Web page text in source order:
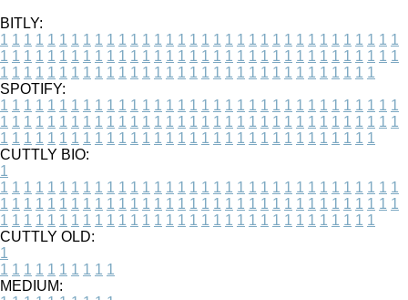
BITLY:
1 1 1 1 1 1 1 1 1 1 1 1 1 1 1 1 1 1 1 1 1 1 1 1 1 1 1 1 1 1 1 1 1 1
1 1 1 1 1 1 1 1 1 1 1 1 1 1 1 1 1 1 1 1 1 1 1 1 1 1 1 1 1 1 1 1 1 1
1 1 1 1 1 1 1 1 1 1 1 1 1 1 1 1 1 1 1 1 1 1 1 1 1 1 1 1 1 1 1 1
SPOTIFY:
1 1 1 1 1 1 1 1 1 1 1 1 1 1 1 1 1 1 1 1 1 1 1 1 1 1 1 1 1 1 1 1 1 1
1 1 1 1 1 1 1 1 1 1 1 1 1 1 1 1 1 1 1 1 1 1 1 1 1 1 1 1 1 1 1 1 1 1
1 1 1 1 1 1 1 1 1 1 1 1 1 1 1 1 1 1 1 1 1 1 1 1 1 1 1 1 1 1 1 1
CUTTLY BIO:
1
1 1 1 1 1 1 1 1 1 1 1 1 1 1 1 1 1 1 1 1 1 1 1 1 1 1 1 1 1 1 1 1 1 1
1 1 1 1 1 1 1 1 1 1 1 1 1 1 1 1 1 1 1 1 1 1 1 1 1 1 1 1 1 1 1 1 1 1
1 1 1 1 1 1 1 1 1 1 1 1 1 1 1 1 1 1 1 1 1 1 1 1 1 1 1 1 1 1 1 1
CUTTLY OLD:
1
1 1 1 1 1 1 1 1 1 1
MEDIUM: